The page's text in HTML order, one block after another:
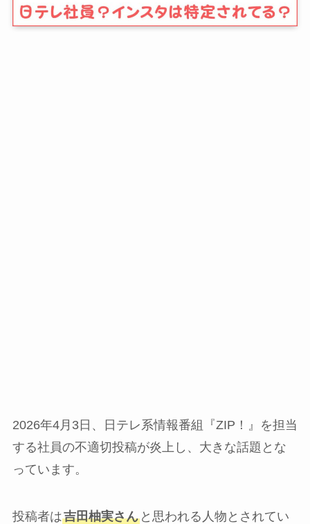
2026年4月3日、日テレ系情報番組『ZIP！』を担当
する社員の不適切投稿が炎上し、大きな話題とな
っています。
投稿者は吉田柚実さんと思われる人物とされてい